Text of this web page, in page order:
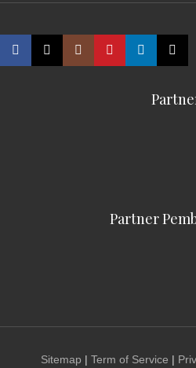
Partner
Sitemap | Term of Service |